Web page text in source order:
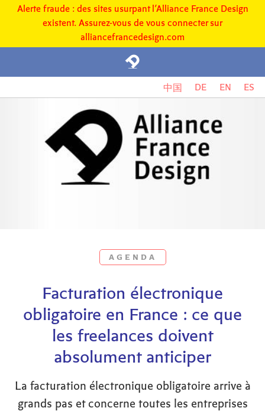
Alerte fraude : des sites usurpant l’Alliance France Design
existent. Assurez-vous de vous connecter sur
alliancefrancedesign.com
中国 DE EN ES
PAR et POUR les designers·euses entrepreneurs·euses ou salarié·e·s
AGENDA
Facturation électronique
obligatoire en France : ce que
les freelances doivent
absolument anticiper
La facturation électronique obligatoire arrive à
grands pas et concerne toutes les entreprises